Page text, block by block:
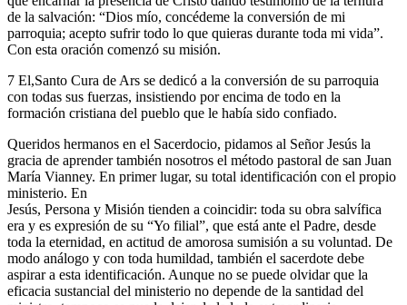
de la salvación: “Dios mío, concédeme la conversión de mi
parroquia; acepto sufrir todo lo que quieras durante toda mi vida”.
Con esta oración comenzó su misión.
7 El,Santo Cura de Ars se dedicó a la conversión de su parroquia
con todas sus fuerzas, insistiendo por encima de todo en la
formación cristiana del pueblo que le había sido confiado.
Queridos hermanos en el Sacerdocio, pidamos al Señor Jesús la
gracia de aprender también nosotros el método pastoral de san Juan
María Vianney. En primer lugar, su total identificación con el propio
ministerio. En
Jesús, Persona y Misión tienden a coincidir: toda su obra salvífica
era y es expresión de su “Yo filial”, que está ante el Padre, desde
toda la eternidad, en actitud de amorosa sumisión a su voluntad. De
modo análogo y con toda humildad, también el sacerdote debe
aspirar a esta identificación. Aunque no se puede olvidar que la
eficacia sustancial del ministerio no depende de la santidad del